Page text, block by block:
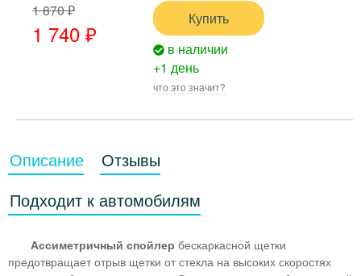
1 870 ₽
1 740 ₽
Купить
в наличии
+1 день
что это значит?
Описание Отзывы
Подходит к автомобилям
Ассиметричный спойлер бескаркасной щетки
предотвращает отрыв щетки от стекла на высоких скоростях